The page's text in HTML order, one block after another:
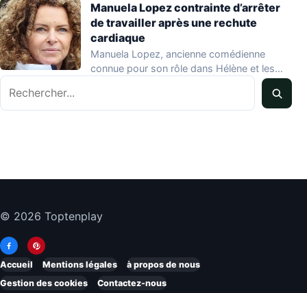
Manuela Lopez contrainte d’arrêter
de travailler après une rechute
cardiaque
Manuela Lopez, ancienne comédienne
connue pour son rôle dans Hélène et les
© 2026 Toptenplay
Accueil Mentions légales
à propos de nous
Gestion des cookies
Contactez-nous